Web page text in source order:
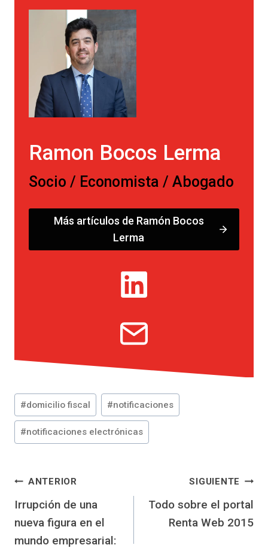
Ramon Bocos Lerma
Socio / Economista / Abogado
Más artículos de Ramón Bocos
Lerma
Etiquetas
de
la
#domicilio fiscal #notificaciones
#notificaciones electrónicas
Navegación
de
entradas
ANTERIOR
Irrupción de una
nueva figura en el
mundo empresarial:
SIGUIENTE
Todo sobre el portal
Renta Web 2015